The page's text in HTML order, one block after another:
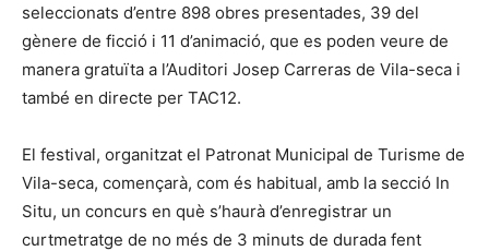
seleccionats d’entre 898 obres presentades, 39 del
gènere de ficció i 11 d’animació, que es poden veure de
manera gratuïta a l’Auditori Josep Carreras de Vila-seca i
també en directe per TAC12.
El festival, organitzat el Patronat Municipal de Turisme de
Vila-seca, començarà, com és habitual, amb la secció In
Situ, un concurs en què s’haurà d’enregistrar un
curtmetratge de no més de 3 minuts de durada fent